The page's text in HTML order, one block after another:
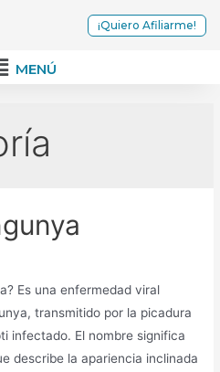
¡Quiero Afiliarme!
MENÚ
Es una enfermedad viral
transmitido por la picadura
infectado. El nombre significa
describe la apariencia inclinada